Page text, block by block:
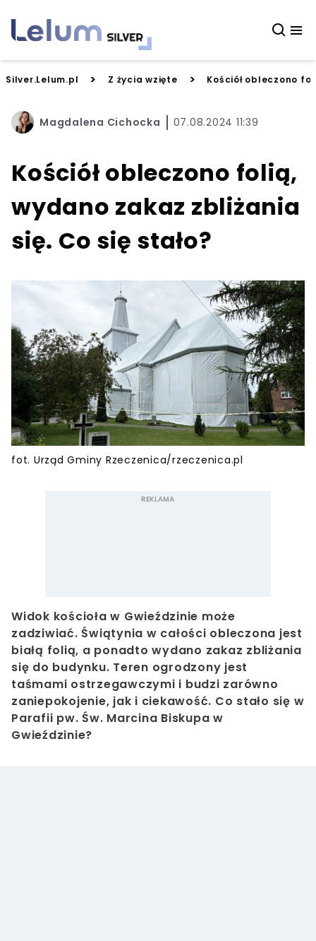
Silver.Lelum.pl > Z życia wzięte > Kościół obleczono
Magdalena Cichocka 07.08.2024 11:39
Kościół obleczono folią,
wydano zakaz zbliżania
się. Co się stało?
fot. Urząd Gminy Rzeczenica/rzeczenica.pl
Widok kościoła w Gwieździnie może
zadziwiać. Świątynia w całości obleczona jest
białą folią, a ponadto wydano zakaz zbliżania
się do budynku. Teren ogrodzony jest
taśmami ostrzegawczymi i budzi zarówno
zaniepokojenie, jak i ciekawość. Co stało się w
Parafii pw. Św. Marcina Biskupa w
Gwieździnie?